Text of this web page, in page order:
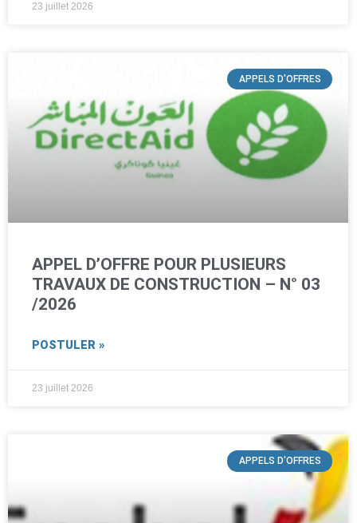
23 juillet 2026
APPELS D'OFFRES
APPEL D’OFFRE POUR PLUSIEURS
TRAVAUX DE CONSTRUCTION – N° 03
/2026
POSTULER »
23 juillet 2026
APPELS D'OFFRES